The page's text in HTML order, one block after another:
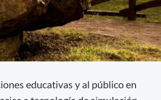
educativas y al público en